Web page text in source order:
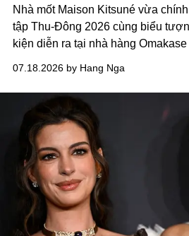
Nhà mốt Maison Kitsuné vừa
tập Thu-Đông 2026 cùng biểu
kiện diễn ra tại nhà hàng
fashionista đình đám như Quỳnh
Quang Hùng MasterD, Thái Lê
07.18.2026 by Hang Nga